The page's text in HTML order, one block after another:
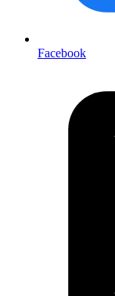
Facebook